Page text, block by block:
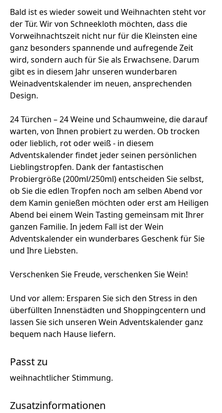
Bald ist es wieder soweit und Weihnachten steht vor
der Tür. Wir von Schneekloth möchten, dass die
Vorweihnachtszeit nicht nur für die Kleinsten eine
ganz besonders spannende und aufregende Zeit
wird, sondern auch für Sie als Erwachsene. Darum
gibt es in diesem Jahr unseren wunderbaren
Weinadventskalender im neuen, ansprechenden
Design.
24 Türchen – 24 Weine und Schaumweine, die darauf
warten, von Ihnen probiert zu werden. Ob trocken
oder lieblich, rot oder weiß - in diesem
Adventskalender findet jeder seinen persönlichen
Lieblingstropfen. Dank der fantastischen
Probiergröße (200ml/250ml) entscheiden Sie selbst,
ob Sie die edlen Tropfen noch am selben Abend vor
dem Kamin genießen möchten oder erst am Heiligen
Abend bei einem Wein Tasting gemeinsam mit Ihrer
ganzen Familie. In jedem Fall ist der Wein
Adventskalender ein wunderbares Geschenk für Sie
und Ihre Liebsten.
Verschenken Sie Freude, verschenken Sie Wein!
Und vor allem: Ersparen Sie sich den Stress in den
überfüllten Innenstädten und Shoppingcentern und
lassen Sie sich unseren Wein Adventskalender ganz
bequem nach Hause liefern.
Passt zu
weihnachtlicher Stimmung.
Zusatzinformationen